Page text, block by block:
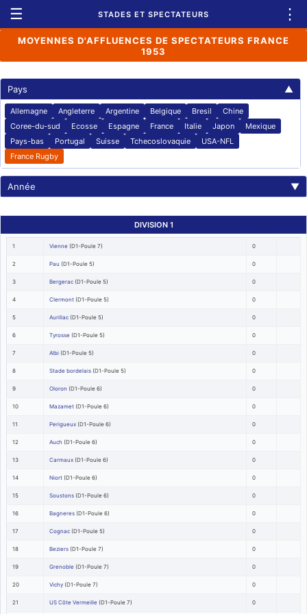
☰ STADES ET SPECTATEURS ⋮
MOYENNES D'AFFLUENCES DE SPECTATEURS FRANCE
1953
Pays ▲
Allemagne Angleterre Argentine Belgique Bresil
Chine
Coree-du-sud
Ecosse Espagne France Italie Japon
Mexique
Pays-bas
Portugal Suisse Tchecoslovaquie
USA-NFL
France Rugby
Année ▼
DIVISION 1
1 Vienne (D1-Poule 7) 0
2 Pau (D1-Poule 5) 0
3 Bergerac (D1-Poule 5) 0
4 Clermont (D1-Poule 5) 0
5 Aurillac (D1-Poule 5) 0
6 Tyrosse (D1-Poule 5) 0
7 Albi (D1-Poule 5) 0
8 Stade bordelais (D1-Poule 5) 0
9 Oloron (D1-Poule 6) 0
10 Mazamet (D1-Poule 6) 0
11 Perigueux (D1-Poule 6) 0
12 Auch (D1-Poule 6) 0
13 Carmaux (D1-Poule 6) 0
14 Niort (D1-Poule 6) 0
15 Soustons (D1-Poule 6) 0
16 Bagneres (D1-Poule 6) 0
17 Cognac (D1-Poule 5) 0
18 Beziers (D1-Poule 7) 0
19 Grenoble (D1-Poule 7) 0
20 Vichy (D1-Poule 7) 0
21 US Côte Vermeille (D1-Poule 7) 0